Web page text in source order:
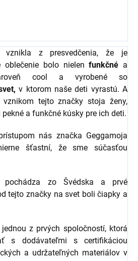
vznikla z presvedčenia, že je
oblečenie bolo nielenfunkčné a
cool a vyrobené so
v ktorom naše deti vyrastú. A
tejto značky stoja ženy,
a funkčné kúsky pre ich deti.
nás značka Geggamoja
šťastní, že sme súčasťou
pochádza zo Švédska a prvé
tejto značky na svet boli čiapky a
z prvých spoločností, ktorá
s dodávateľmi s certifikáciou
a udržateľných materiálov v